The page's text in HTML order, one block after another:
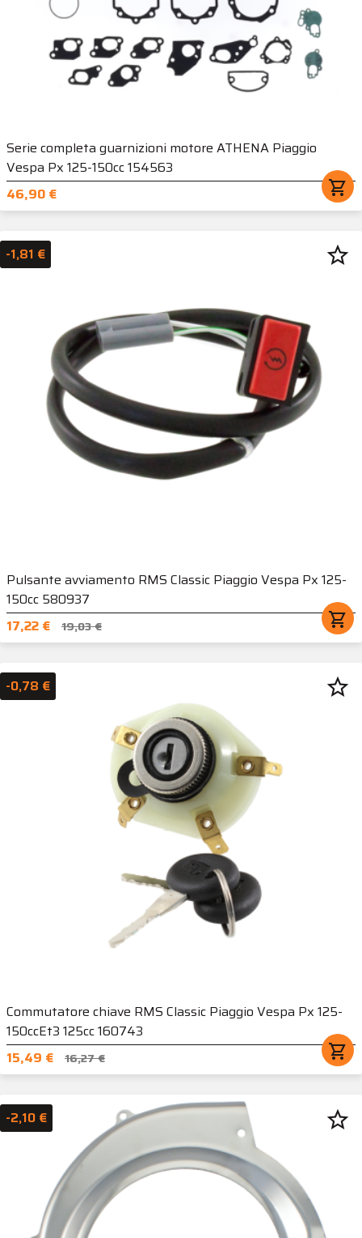
Serie completa guarnizioni motore ATHENA Piaggio
Vespa Px 125-150cc 154563
46,90 €
shopping_cart
Pulsante avviamento RMS Classic Piaggio Vespa Px 125-
150cc 580937
17,22 €
19,03 € shopping_cart
-1,81 € star_border
Commutatore chiave RMS Classic Piaggio Vespa Px 125-
150ccEt3 125cc 160743
15,49 €
16,27 € shopping_cart
-0,78 € star_border
-2,10 € star_border